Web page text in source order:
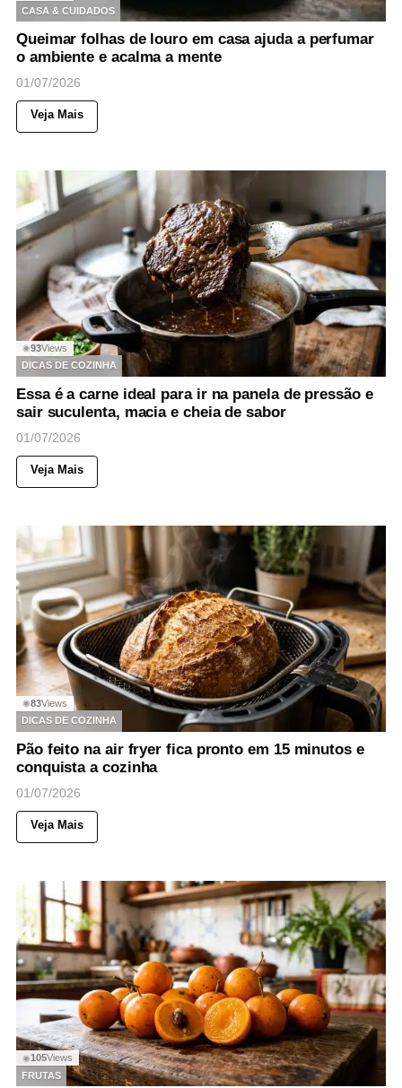
CASA & CUIDADOS
Queimar folhas de louro em casa ajuda a perfumar
o ambiente e acalma a mente
01/07/2026
Veja Mais
◉93Views
DICAS DE COZINHA
Essa é a carne ideal para ir na panela de pressão e
sair suculenta, macia e cheia de sabor
01/07/2026
Veja Mais
◉83Views
DICAS DE COZINHA
Pão feito na air fryer fica pronto em 15 minutos e
conquista a cozinha
01/07/2026
Veja Mais
◉105Views
FRUTAS